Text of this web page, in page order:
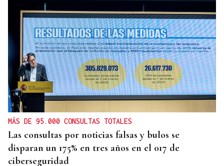
MÁS DE 95.000 CONSULTAS TOTALES
Las consultas por noticias falsas y bulos se
disparan un 175% en tres años en el 017 de
ciberseguridad